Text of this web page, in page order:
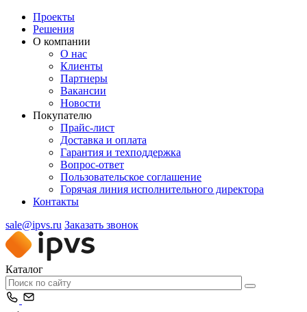
Проекты
Решения
О компании
О нас
Клиенты
Партнеры
Вакансии
Новости
Покупателю
Прайс-лист
Доставка и оплата
Гарантия и техподдержка
Вопрос-ответ
Пользовательское соглашение
Горячая линия исполнительного директора
Контакты
sale@ipvs.ru Заказать звонок
Каталог